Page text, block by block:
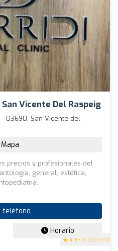
San Vicente Del Raspeig
4.9 (15 opiniones)
- 03690, San Vicente del
Mapa
precios y profesionales del
general, estética,
teléfono
Horario